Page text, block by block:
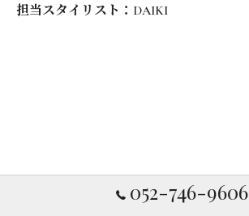
担当スタイリスト：DAIKI
052-746-9606